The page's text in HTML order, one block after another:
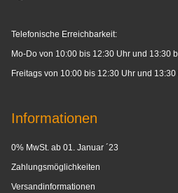
Telefonische Erreichbarkeit:
Mo-Do von 10:00 bis 12:30 Uhr und 13:30
Freitags von 10:00 bis 12:30 Uhr und
Informationen
0% MwSt. ab 01. Januar ´23
Zahlungsmöglichkeiten
Versandinformationen